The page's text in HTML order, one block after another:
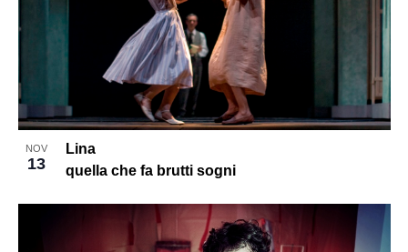
NOV
13
Lina
quella che fa brutti sogni